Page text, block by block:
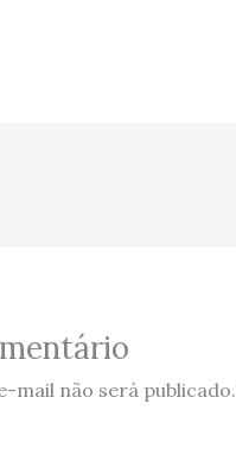
mail não será publicado.